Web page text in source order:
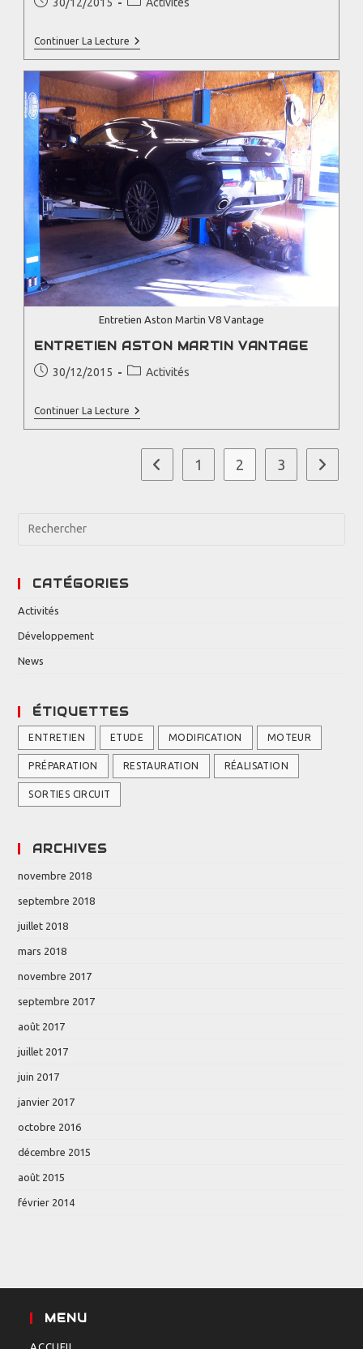
Continuer La Lecture
Entretien Aston Martin V8 Vantage
ENTRETIEN ASTON MARTIN VANTAGE
30/12/2015 Activités
Continuer La Lecture
1 2 3
CATÉGORIES
Activités
Développement
News
ÉTIQUETTES
ENTRETIEN ETUDE MODIFICATION MOTEUR
PRÉPARATION RESTAURATION RÉALISATION
SORTIES CIRCUIT
ARCHIVES
novembre 2018
septembre 2018
juillet 2018
mars 2018
novembre 2017
septembre 2017
août 2017
juillet 2017
juin 2017
janvier 2017
octobre 2016
décembre 2015
août 2015
février 2014
MENU
ACCUEIL